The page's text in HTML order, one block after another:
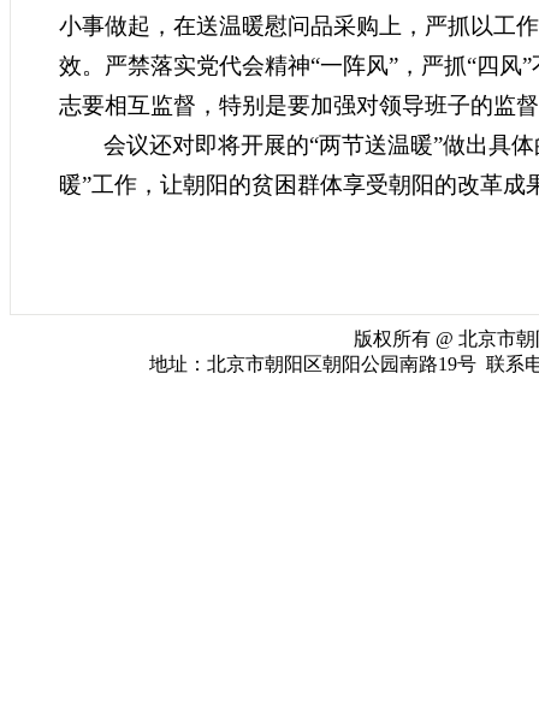
小事做起，在送温暖慰问品采购上，严抓以工
效。严禁落实党代会精神“一阵风”，严抓“四
志要相互监督，特别是要加强对领导班子的监
会议还对即将开展的“两节送温暖”做出具
暖”工作，让朝阳的贫困群体享受朝阳的改革
版权所有 @ 北京市
地址：北京市朝阳区朝阳公园南路19号 联系